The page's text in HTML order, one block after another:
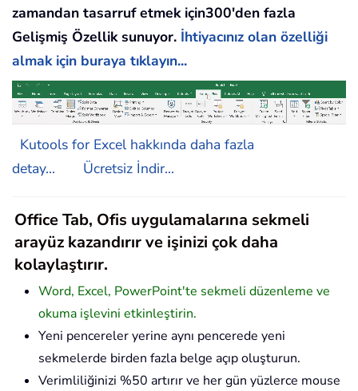
zamandan tasarruf etmek için300'den fazla
Gelişmiş Özellik sunuyor. İhtiyacınız olan özelliği
almak için buraya tıklayın...
Kutools for Excel hakkında daha fazla
detay...
Ücretsiz İndir...
Office Tab, Ofis uygulamalarına sekmeli
arayüz kazandırır ve işinizi çok daha
kolaylaştırır.
Word, Excel, PowerPoint'te sekmeli düzenleme ve
okuma işlevini etkinleştirin.
Yeni pencereler yerine aynı pencerede yeni
sekmelerde birden fazla belge açıp oluşturun.
Verimliliğinizi %50 artırır ve her gün yüzlerce mouse